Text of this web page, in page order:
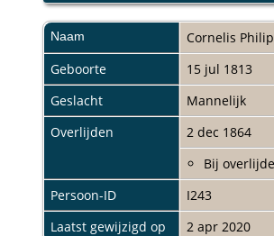
Naam Cornelis
Geboorte
15 jul 1813
Geslacht
Mannelijk
Overlijden
2 dec 1864
Bij
Persoon-ID
I243
Laatst gewijzigd op
2 apr 2020